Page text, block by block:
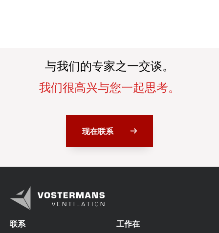
与我们的专家之一交谈。
我们很高兴与您一起思考。
现在联系
联系 工作在